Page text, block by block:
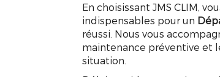
En choisissant JMS CLIM,
indispensables pour un
réussi. Nous vous
maintenance préventive et
situation.